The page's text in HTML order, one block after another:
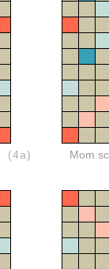
(4a) Mom